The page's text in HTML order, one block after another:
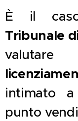
È il
Tribunale
intimato
punto